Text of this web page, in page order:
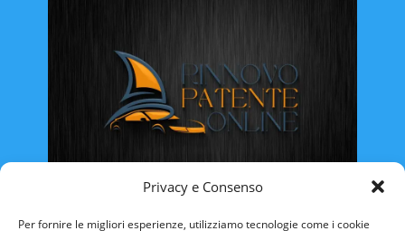
Privacy e Consenso
Per fornire le migliori esperienze, utilizziamo tecnologie come i cookie